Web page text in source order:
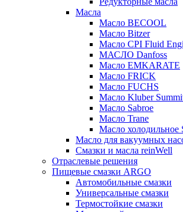
Масла
Масло BECOOL
Масло Bitzer
Масло CPI Fluid
МАСЛО Danfoss
Масло EMKARATE
Масло FRICK
Масло FUCHS
Масло Kluber
Масло Sabroe
Масло Trane
Масло холодильное
Масло для вакуумных
Смазки и масла reinWell
Отраслевые решения
Пищевые смазки ARGO
Автомобильные смазки
Универсальные смазки
Термостойкие смазки